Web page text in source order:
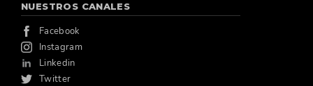
NUESTROS CANALES
Facebook
Instagram
Linkedin
Twitter